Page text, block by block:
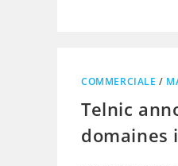
COMMERCIALE /
Telnic
domaines